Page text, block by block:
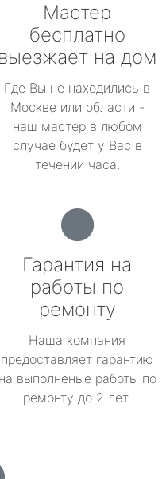
Мастер
бесплатно
выезжает на дом
Где Вы не находились в
Москве или области -
наш мастер в любом
случае будет у Вас в
течении часа.
Гарантия на
работы по
ремонту
Наша компания
предоставляет гарантию
на выполненые работы по
ремонту до 2 лет.